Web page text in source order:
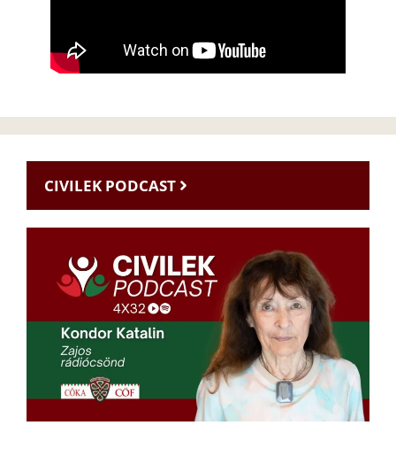
CIVILEK PODCAST